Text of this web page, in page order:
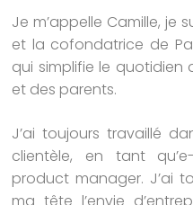
Je m’appelle Camille, je
et la cofondatrice de
qui simplifie le quotidien
et des parents.
J’ai toujours travaillé
clientèle, en tant
product manager. J’ai